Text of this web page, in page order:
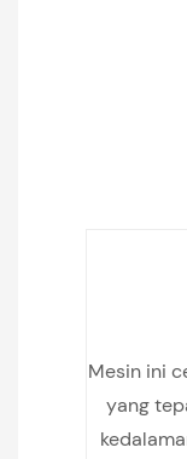
Mesin ini
yang